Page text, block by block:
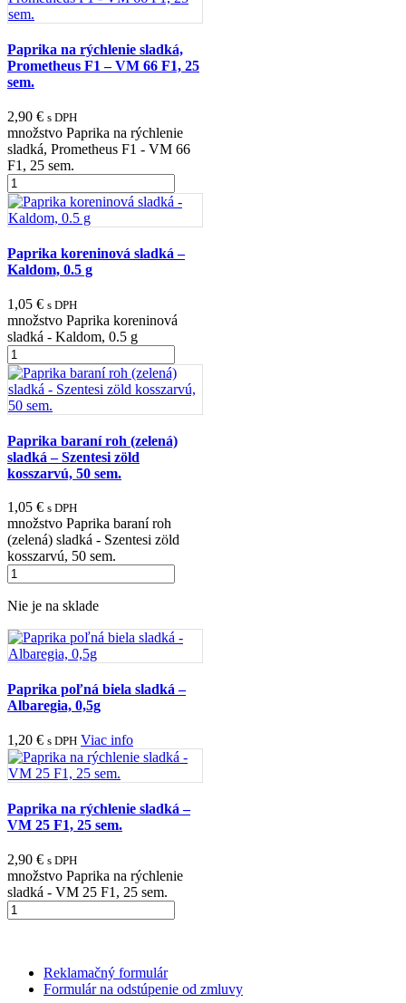
Paprika na rýchlenie sladká,
Prometheus F1 – VM 66 F1, 25
sem.
2,90 € s DPH
množstvo Paprika na rýchlenie
sladká, Prometheus F1 - VM 66
F1, 25 sem.
Paprika koreninová sladká –
Kaldom, 0.5 g
1,05 € s DPH
množstvo Paprika koreninová
sladká - Kaldom, 0.5 g
Paprika baraní roh (zelená)
sladká – Szentesi zöld
kosszarvú, 50 sem.
1,05 € s DPH
množstvo Paprika baraní roh
(zelená) sladká - Szentesi zöld
kosszarvú, 50 sem.
Nie je na sklade
Paprika poľná biela sladká –
Albaregia, 0,5g
1,20 € s DPH Viac info
Paprika na rýchlenie sladká –
VM 25 F1, 25 sem.
2,90 € s DPH
množstvo Paprika na rýchlenie
sladká - VM 25 F1, 25 sem.
Reklamačný formulár
Formulár na odstúpenie od zmluvy